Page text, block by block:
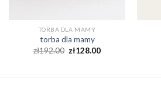
TORBA DLA MAMY
torba dla mamy
zł192.00 zł128.00